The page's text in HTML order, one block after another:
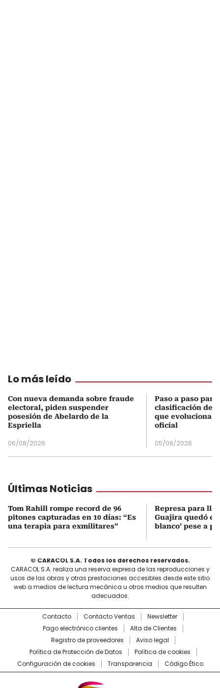
Lo más leído
Con nueva demanda sobre fraude
electoral, piden suspender
posesión de Abelardo de la
Espriella
06/08/2026
Paso a paso
clasificación del
que evoluciona
oficial
05/08/2026
Últimas Noticias
Tom Rahill rompe record de 96
pitones capturadas en 10 días: “Es
una terapia para exmilitares”
Represa para
Guajira quedó en
blanco’ pese a
© CARACOL S.A. Todos los derechos reservados.
CARACOL S.A. realiza una reserva expresa de las reproducciones y
usos de las obras y otras prestaciones accesibles desde este sitio
web a medios de lectura mecánica u otros medios que resulten
adecuados.
Contacto Contacto Ventas
Newsletter
Pago electrónico clientes
Alta de Clientes
Registro de proveedores
Aviso legal
Política de Protección de Datos
Política de cookies
Configuración de cookies
Transparencia Código Ético